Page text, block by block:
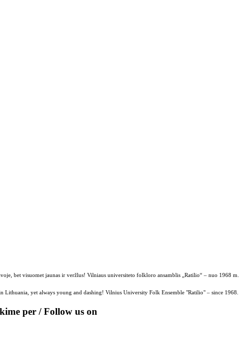
bet visuomet jaunas ir veržlus! Vilniaus universiteto folkloro ansamblis „Ratilio“ – nuo 1968 m.
Lithuania, yet always young and dashing! Vilnius University Folk Ensemble "Ratilio" – since 1968.
per / Follow us on